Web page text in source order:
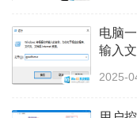
电脑
输入
2025-